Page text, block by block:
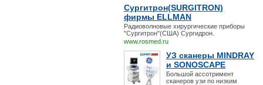
Сургитрон(SURGITRON)
фирмы ELLMAN
Радиоволновые хирургические приборы
"Сургитрон"(США) Сургидрон.
www.rosmed.ru
УЗ сканеры MINDRAY
и SONOSCAPE
Большой ассотримент
сканеров узи по низким